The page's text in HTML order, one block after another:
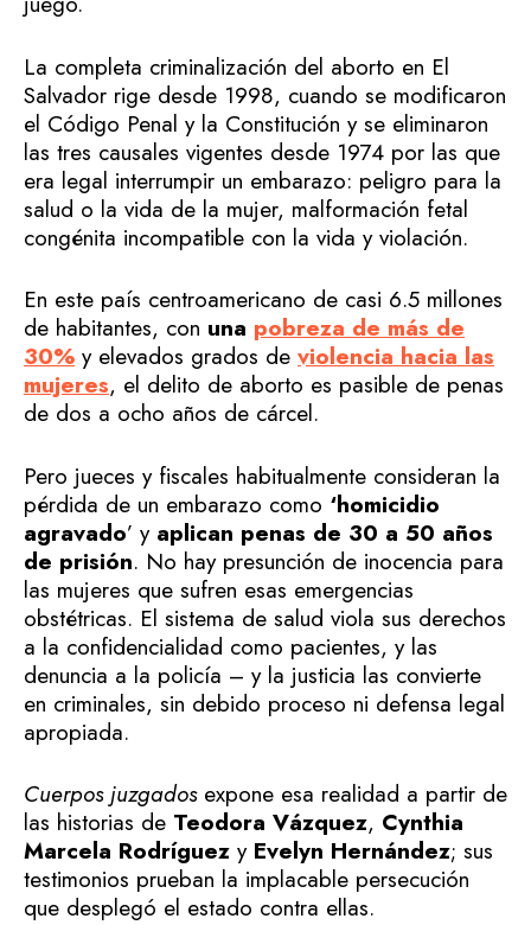
La completa criminalización del aborto en El
Salvador rige desde 1998, cuando se modificaron
el Código Penal y la Constitución y se eliminaron
las tres causales vigentes desde 1974 por las que
era legal interrumpir un embarazo: peligro para la
salud o la vida de la mujer, malformación fetal
congénita incompatible con la vida y violación.
En este país centroamericano de casi 6.5 millones
de habitantes, con una pobreza de más de
30% y elevados grados de violencia hacia las
mujeres, el delito de aborto es pasible de penas
de dos a ocho años de cárcel.
Pero jueces y fiscales habitualmente consideran la
pérdida de un embarazo como ‘homicidio
agravado’ yaplican penas de 30 a 50 años
de prisión. No hay presunción de inocencia para
las mujeres que sufren esas emergencias
obstétricas. El sistema de salud viola sus derechos
a la confidencialidad como pacientes, y las
denuncia a la policía – y la justicia las convierte
en criminales, sin debido proceso ni defensa legal
apropiada.
Cuerpos juzgadosexpone esa realidad a partir de
las historias de Teodora Vázquez, Cynthia
Marcela Rodríguez y Evelyn Hernández; sus
testimonios prueban la implacable persecución
que desplegó el estado contra ellas.